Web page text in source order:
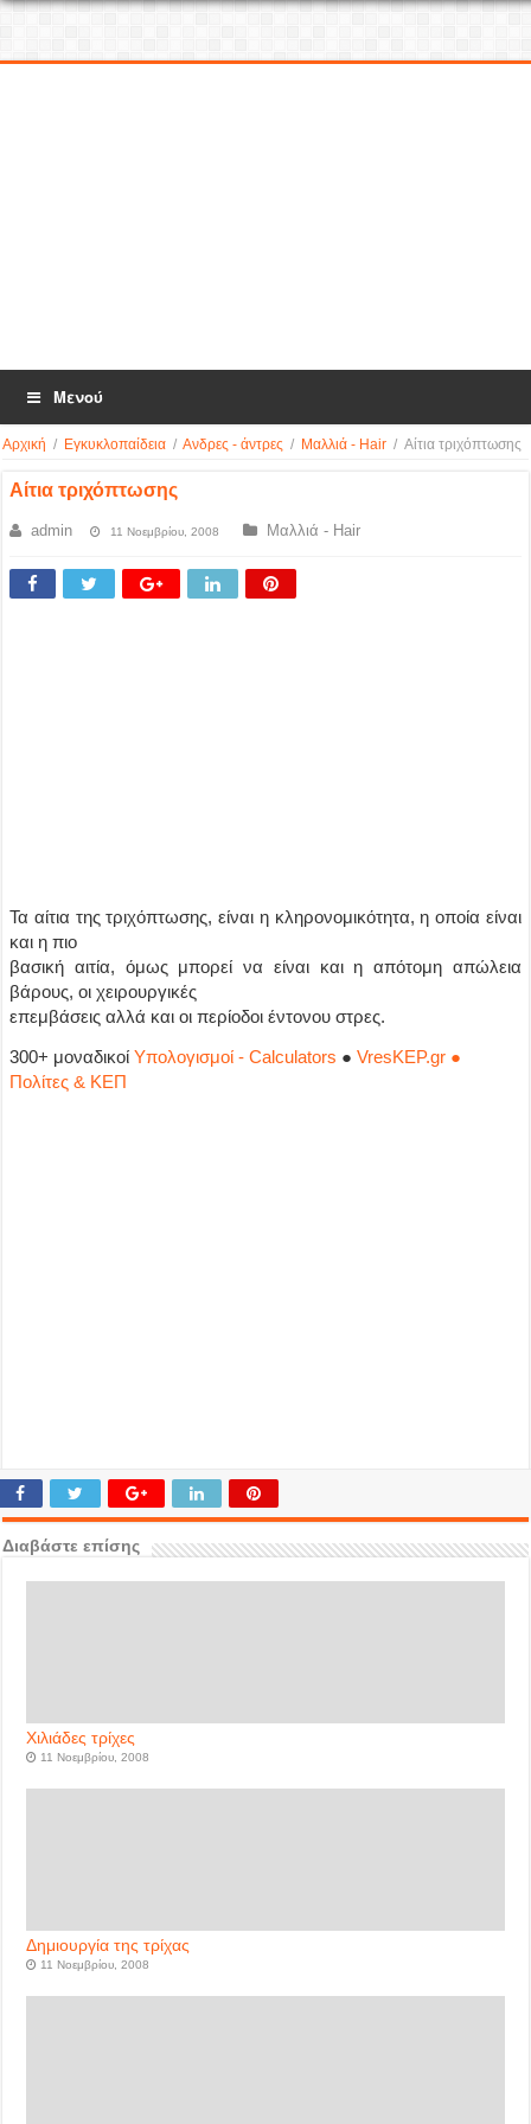
Μενού
Αρχική / Εγκυκλοπαίδεια / Ανδρες - άντρες / Μαλλιά - Hair / Αίτια τριχόπτωσης
Αίτια τριχόπτωσης
admin 11 Νοεμβρίου, 2008 Μαλλιά - Hair
Τα αίτια της τριχόπτωσης, είναι η κληρονομικότητα, η οποία είναι
και η πιο
βασική αιτία, όμως μπορεί να είναι και η απότομη απώλεια
βάρους, οι χειρουργικές
επεμβάσεις αλλά και οι περίοδοι έντονου στρες.
300+ μοναδικοίΥπολογισμοί - Calculators ●VresKEP.gr ●
Πολίτες & ΚΕΠ
Διαβάστε επίσης
Χιλιάδες τρίχες
11 Νοεμβρίου, 2008
Δημιουργία της τρίχας
11 Νοεμβρίου, 2008